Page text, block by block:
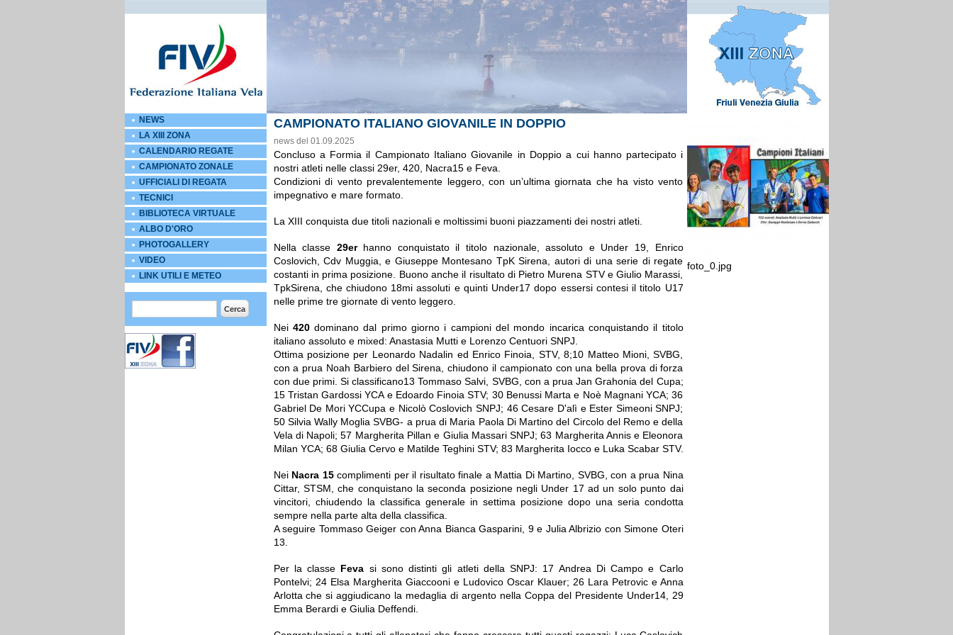
CAMPIONATO ITALIANO GIOVANILE IN DOPPIO
news del 01.09.2025
Concluso a Formia il Campionato Italiano Giovanile in Doppio a cui hanno partecipato i
nostri atleti nelle classi 29er, 420, Nacra15 e Feva.
Condizioni di vento prevalentemente leggero, con un’ultima giornata che ha visto vento
impegnativo e mare formato.
La XIII conquista due titoli nazionali e moltissimi buoni piazzamenti dei nostri atleti.
Nella classe 29erhanno conquistato il titolo nazionale, assoluto e Under 19, Enrico
Coslovich, Cdv Muggia, e Giuseppe Montesano TpK Sirena, autori di una serie di regate
costanti in prima posizione. Buono anche il risultato di Pietro Murena STV e Giulio Marassi,
TpkSirena, che chiudono 18mi assoluti e quinti Under17 dopo essersi contesi il titolo U17
nelle prime tre giornate di vento leggero.
Nei 420dominano dal primo giorno i campioni del mondo incarica conquistando il titolo
italiano assoluto e mixed: Anastasia Mutti e Lorenzo Centuori SNPJ.
Ottima posizione per Leonardo Nadalin ed Enrico Finoia, STV, 8;10 Matteo Mioni, SVBG,
con a prua Noah Barbiero del Sirena, chiudono il campionato con una bella prova di forza
con due primi. Si classificano13 Tommaso Salvi, SVBG, con a prua Jan Grahonia del Cupa;
15 Tristan Gardossi YCA e Edoardo Finoia STV; 30 Benussi Marta e Noè Magnani YCA; 36
Gabriel De Mori YCCupa e Nicolò Coslovich SNPJ; 46 Cesare D'alì e Ester Simeoni SNPJ;
50 Silvia Wally Moglia SVBG- a prua di Maria Paola Di Martino del Circolo del Remo e della
Vela di Napoli; 57 Margherita Pillan e Giulia Massari SNPJ; 63 Margherita Annis e Eleonora
Milan YCA; 68 Giulia Cervo e Matilde Teghini STV; 83 Margherita Iocco e Luka Scabar STV.
Nei Nacra 15complimenti per il risultato finale a Mattia Di Martino, SVBG, con a prua Nina
Cittar, STSM, che conquistano la seconda posizione negli Under 17 ad un solo punto dai
vincitori, chiudendo la classifica generale in settima posizione dopo una seria condotta
sempre nella parte alta della classifica.
A seguire Tommaso Geiger con Anna Bianca Gasparini, 9 e Julia Albrizio con Simone Oteri
13.
Per la classe Feva si sono distinti gli atleti della SNPJ: 17 Andrea Di Campo e Carlo
Pontelvi; 24 Elsa Margherita Giaccooni e Ludovico Oscar Klauer; 26 Lara Petrovic e Anna
Arlotta che si aggiudicano la medaglia di argento nella Coppa del Presidente Under14, 29
Emma Berardi e Giulia Deffendi.
foto_0.jpg
NEWS
LA XIII ZONA
CALENDARIO REGATE
CAMPIONATO ZONALE
UFFICIALI DI REGATA
TECNICI
BIBLIOTECA VIRTUALE
ALBO D'ORO
PHOTOGALLERY
VIDEO
LINK UTILI E METEO
Form di ricerca Cerca